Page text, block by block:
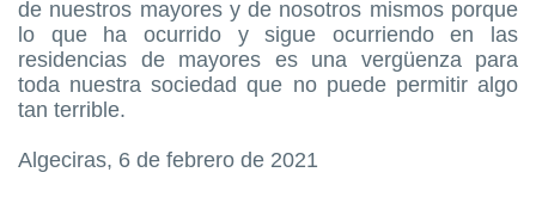
de nuestros mayores y de nosotros mismos porque
lo que ha ocurrido y sigue ocurriendo en las
residencias de mayores es una vergüenza para
toda nuestra sociedad que no puede permitir algo
tan terrible.
Algeciras, 6 de febrero de 2021